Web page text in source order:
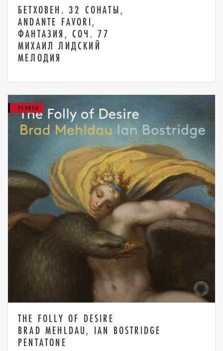
БЕТХОВЕН. 32 СОНАТЫ,
ANDANTE FAVORI,
ФАНТАЗИЯ, СОЧ. 77
МИХАИЛ ЛИДСКИЙ
МЕЛОДИЯ
РЕЛИЗЫ
THE FOLLY OF DESIRE
BRAD MEHLDAU, IAN BOSTRIDGE
PENTATONE